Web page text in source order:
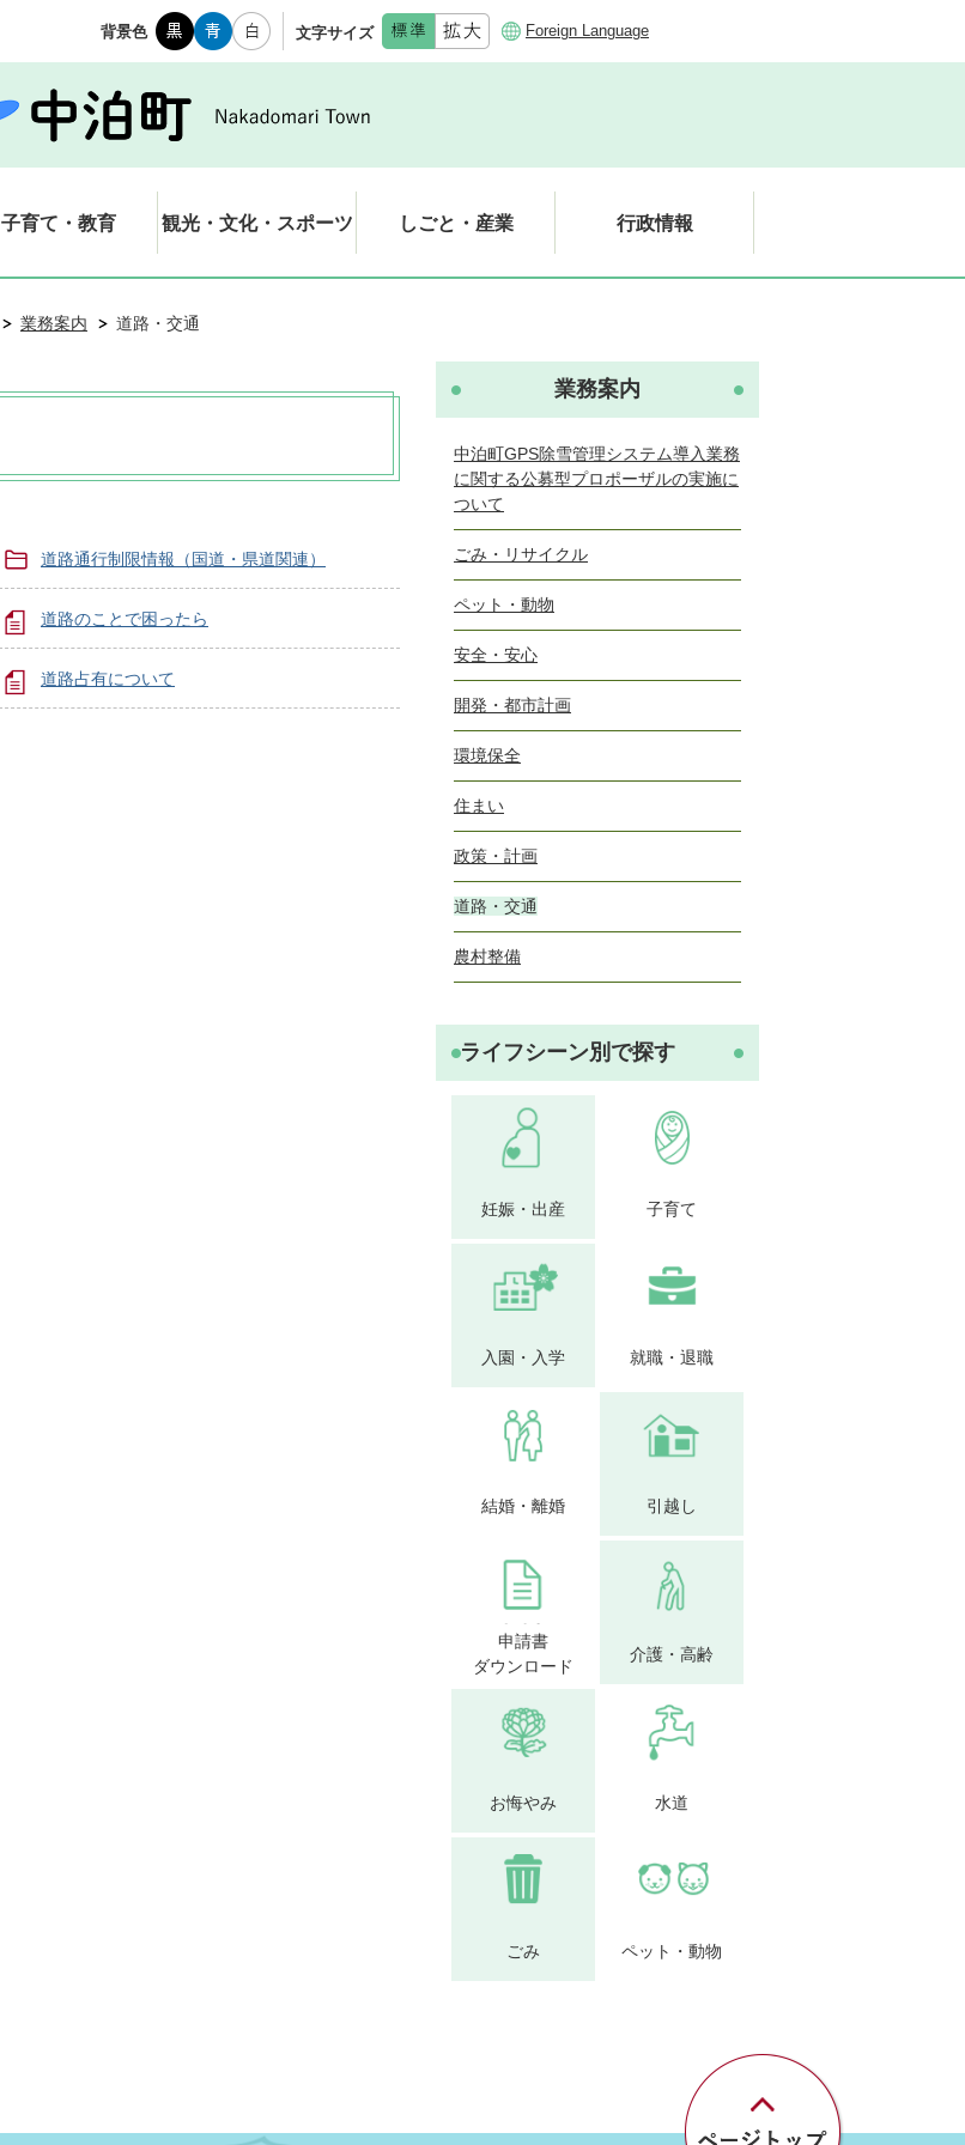
背景色 文字サイズ Foreign Language
子育て・教育 観光・文化・スポーツ しごと・産業 行政情報
業務案内 道路・交通
道路通行制限情報（国道・県道関連）
道路のことで困ったら
道路占有について
業務案内
中泊町GPS除雪管理システム導入業務
に関する公募型プロポーザルの実施に
ついて
ごみ・リサイクル
ペット・動物
安全・安心
開発・都市計画
環境保全
住まい
政策・計画
道路・交通
農村整備
ライフシーン別で探す
妊娠・出産 子育て
入園・入学 就職・退職
結婚・離婚 引越し
申請書
ダウンロード
介護・高齢
お悔やみ 水道
ごみ ペット・動物